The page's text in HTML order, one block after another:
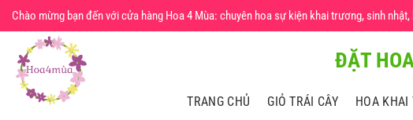
Chuyển
đến
dung
Chào mừng bạn đến với cửa hàng Hoa 4 Mùa: chuyên hoa sự kiện khai trương, sinh
ĐẶT
TRANG CHỦ GIỎ TRÁI CÂY HOA KHAI